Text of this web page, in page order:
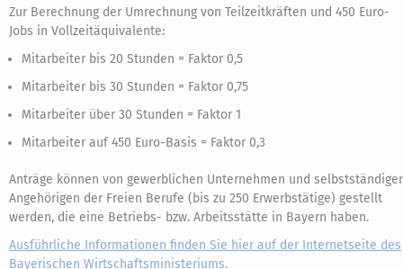
Zur Berechnung der Umrechnung von Teilzeitkräften und 450 Euro-
Jobs in Vollzeitäquivalente:
Mitarbeiter bis 20 Stunden = Faktor 0,5
Mitarbeiter bis 30 Stunden = Faktor 0,75
Mitarbeiter über 30 Stunden = Faktor 1
Mitarbeiter auf 450 Euro-Basis = Faktor 0,3
Anträge können von gewerblichen Unternehmen und
Angehörigen der Freien Berufe (bis zu 250 Erwerbstätige) gestellt
werden, die eine Betriebs- bzw. Arbeitsstätte in Bayern haben.
Ausführliche Informationen finden Sie hier auf der Internetseite des
Bayerischen Wirtschaftsministeriums.